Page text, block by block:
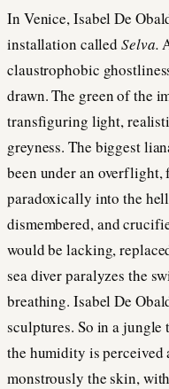
In Venice, Isabel De
installation calledSelva.
claustrophobic
drawn. The green of the
transfiguring light,
greyness. The biggest
been under an overflight,
paradoxically into the
dismembered, and
would be lacking,
sea diver paralyzes the
breathing. Isabel De
sculptures. So in a jungle
the humidity is perceived
monstrously the skin,